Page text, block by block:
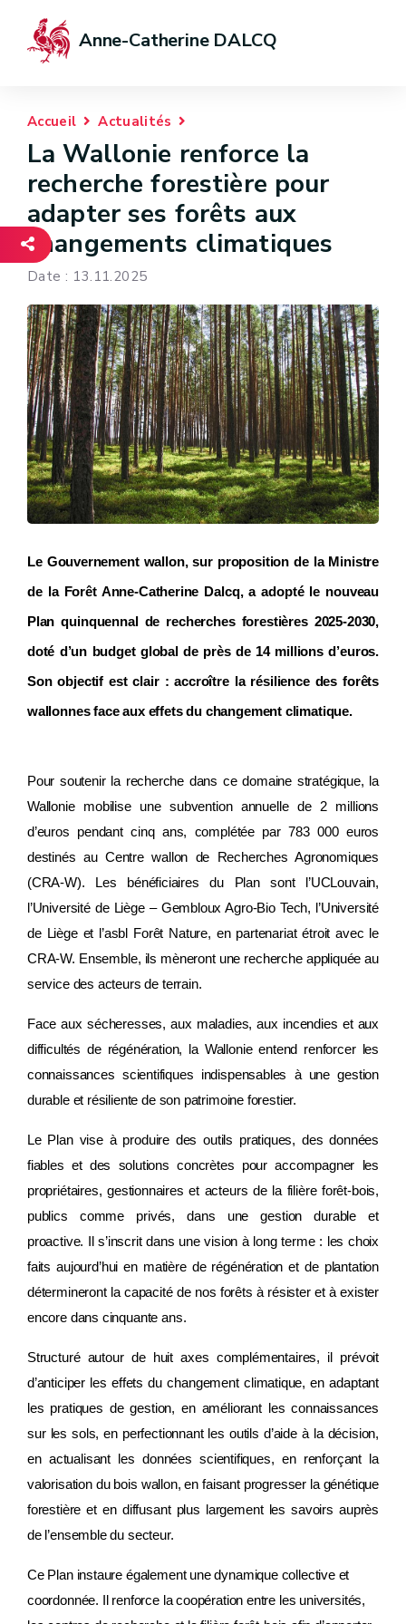
Anne-Catherine DALCQ
Accueil Actualités
La Wallonie renforce la
recherche forestière pour
adapter ses forêts aux
changements climatiques
Date : 13.11.2025
Le Gouvernement wallon, sur proposition de la Ministre
de la Forêt Anne-Catherine Dalcq, a adopté le nouveau
Plan quinquennal de recherches forestières 2025-2030,
doté d’un budget global de près de 14 millions d’euros.
Son objectif est clair : accroître la résilience des forêts
wallonnes face aux effets du changement climatique.
Pour soutenir la recherche dans ce domaine stratégique, la
Wallonie mobilise une subvention annuelle de 2 millions
d’euros pendant cinq ans, complétée par 783 000 euros
destinés au Centre wallon de Recherches Agronomiques
(CRA-W). Les bénéficiaires du Plan sont l’UCLouvain,
l’Université de Liège – Gembloux Agro-Bio Tech, l’Université
de Liège et l’asbl Forêt Nature, en partenariat étroit avec le
CRA-W. Ensemble, ils mèneront une recherche appliquée au
service des acteurs de terrain.
Face aux sécheresses, aux maladies, aux incendies et aux
difficultés de régénération, la Wallonie entend renforcer les
connaissances scientifiques indispensables à une gestion
durable et résiliente de son patrimoine forestier.
Le Plan vise à produire des outils pratiques, des données
fiables et des solutions concrètes pour accompagner les
propriétaires, gestionnaires et acteurs de la filière forêt-bois,
publics comme privés, dans une gestion durable et
proactive. Il s’inscrit dans une vision à long terme : les choix
faits aujourd’hui en matière de régénération et de plantation
détermineront la capacité de nos forêts à résister et à exister
encore dans cinquante ans.
Structuré autour de huit axes complémentaires, il prévoit
d’anticiper les effets du changement climatique, en adaptant
les pratiques de gestion, en améliorant les connaissances
sur les sols, en perfectionnant les outils d’aide à la décision,
en actualisant les données scientifiques, en renforçant la
valorisation du bois wallon, en faisant progresser la génétique
forestière et en diffusant plus largement les savoirs auprès
de l’ensemble du secteur.
Ce Plan instaure également une dynamique collective et
coordonnée. Il renforce la coopération entre les universités,